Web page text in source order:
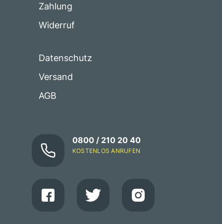
Zahlung
Widerruf
Datenschutz
Versand
AGB
0800 / 210 20 40
KOSTENLOS ANRUFEN